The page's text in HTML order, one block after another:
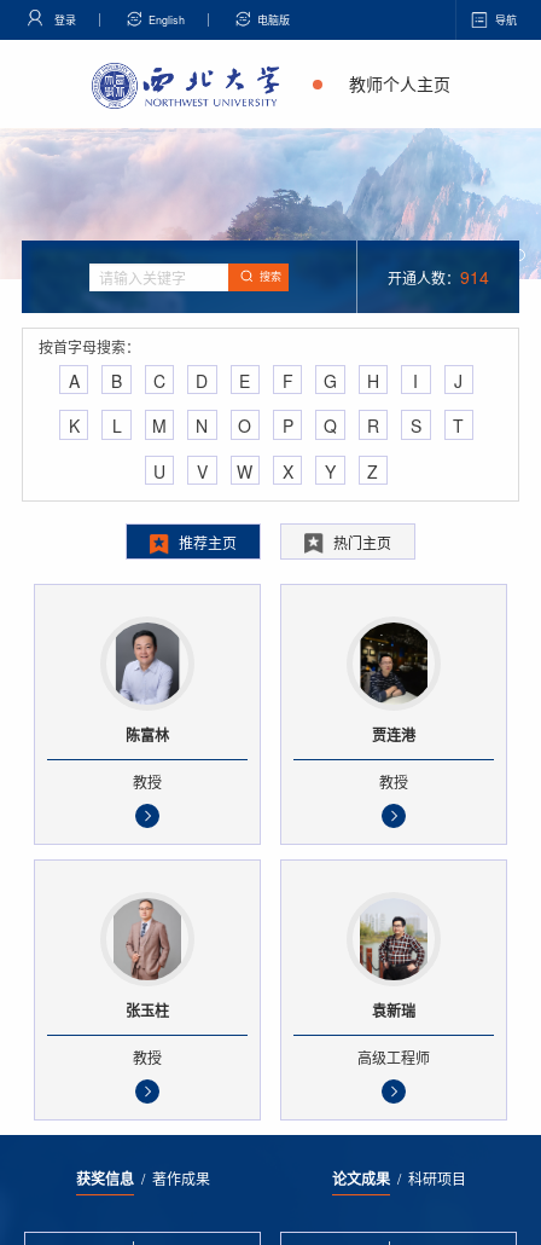
登录 English 电脑版 导航
教师个人主页
搜索 开通人数： 914
按首字母搜索：
A B C D E F G H I
J
K
L M N O P Q R S
T
U
V W X Y Z
推荐主页 热门主页
陈富林
教授
贾连港
教授
张玉柱
教授
袁新瑞
高级工程师
获奖信息/ 著作成果 论文成果/ 科研项目